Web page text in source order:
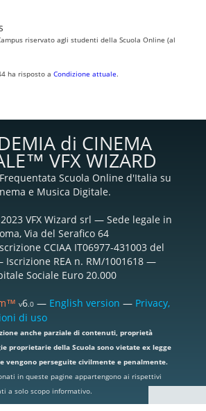
riservato agli studenti della Scuola Online (al
ha risposto a Condizione attuale.
di CINEMA
VFX WIZARD
Scuola Online d'Italia su
e Musica Digitale.
VFX Wizard srl — Sede legale in
Via del Serafico 64
CCIAA IT06977-431003 del
Iscrizione REA n. RM/1001618 —
Sociale Euro 20.000
v6.0— English version — Privacy,
di uso
anche parziale di contenuti, proprietà
proprietarie della Scuola sono vietate ex legge
e vengono perseguite civilmente e penalmente.
in queste pagine appartengono ai rispettivi
a solo scopo informativo.